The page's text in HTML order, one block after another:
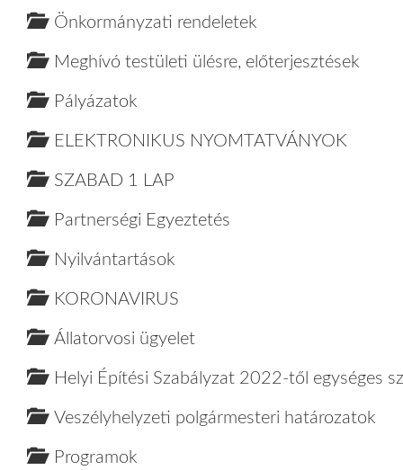
Önkormányzati rendeletek
Meghívó testületi ülésre, előterjesztések
Pályázatok
ELEKTRONIKUS NYOMTATVÁNYOK
SZABAD 1 LAP
Partnerségi Egyeztetés
Nyilvántartások
KORONAVIRUS
Állatorvosi ügyelet
Helyi Építési Szabályzat 2022-től egységes
Veszélyhelyzeti polgármesteri határozatok
Programok